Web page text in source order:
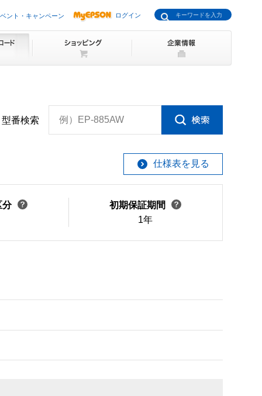
ント・キャンペーン ログイン
型番検索 例）EP-885AW
仕様表を見る
分
初期保証期間
1年